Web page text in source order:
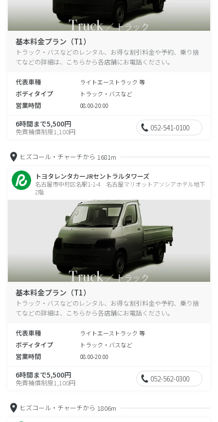
基本料金プラン（T1）
トラック・バスなどのレンタル、お得な割引料金や予約、乗り捨
てなどの詳細は、こちらから各店舗にお電話ください。
代表車種 ライトエーストラック 等
ボディタイプ トラック・バスなど
営業時間 08:00-20:00
6時間まで5,500円
免責補償制度1,100円 052-541-0100
ヒズコール・チャーチから 1681m
トヨタレンタカーJRセントラルタワーズ
名古屋市中村区名駅1-1-4 名古屋マリオットアソシアホテル地下
2階
基本料金プラン（T1）
トラック・バスなどのレンタル、お得な割引料金や予約、乗り捨
てなどの詳細は、こちらから各店舗にお電話ください。
代表車種 ライトエーストラック 等
ボディタイプ トラック・バスなど
営業時間 08:00-20:00
6時間まで5,500円
免責補償制度1,100円 052-562-0300
ヒズコール・チャーチから 1806m